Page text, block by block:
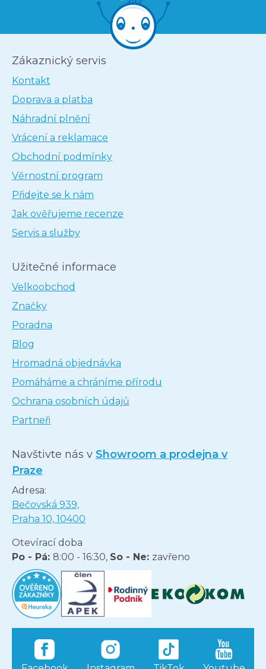
Zákaznický servis
Kontakt
Doprava a platba
Náhradní plnění
Vrácení a reklamace
Obchodní podmínky
Věrnostní program
Přidejte se k nám
Jak ověřujeme recenze
Servis a služby
Užitečné informace
Velkoobchod
Značky
Poradna
Blog
Hromadná objednávka
Pomáháme a chráníme přírodu
Ochrana osobních údajů
Partneři
Navštivte nás v Showroom a prodejna v
Praze
Adresa:
Bečovská 939,
Praha 10, 10400
Otevírací doba
Po - Pá: 8:00 - 16:30, So - Ne: zavřeno